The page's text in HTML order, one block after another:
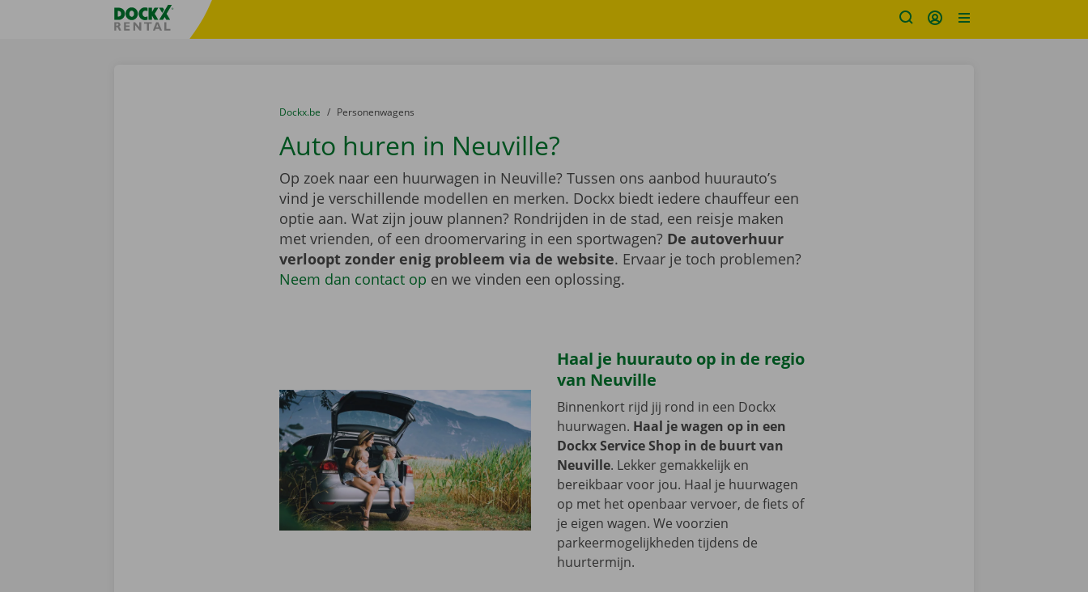
Taalselectie overslaanFratello DEMO
U bevindt zich hier:
van
Dockx.be naar
Personenwagens
Auto huren in Neuville?
Op zoek naar een huurwagen in Neuville? Tussen ons aanbod huurauto’s
vind je verschillende modellen en merken. Dockx biedt iedere chauffeur een
optie aan. Wat zijn jouw plannen? Rondrijden in de stad, een reisje maken
met vrienden, of een droomervaring in een sportwagen? De autoverhuur
verloopt zonder enig probleem via de website. Ervaar je toch problemen?
Neem dan contact op en we vinden een oplossing.
Haal je huurauto op in de regio
van Neuville
Binnenkort rijd jij rond in een Dockx
huurwagen. Haal je wagen op in een
Dockx Service Shop in de buurt van
Neuville. Lekker gemakkelijk en
bereikbaar voor jou. Haal je huurwagen
op met het openbaar vervoer, de fiets of
je eigen wagen. We voorzien
parkeermogelijkheden tijdens de
huurtermijn.